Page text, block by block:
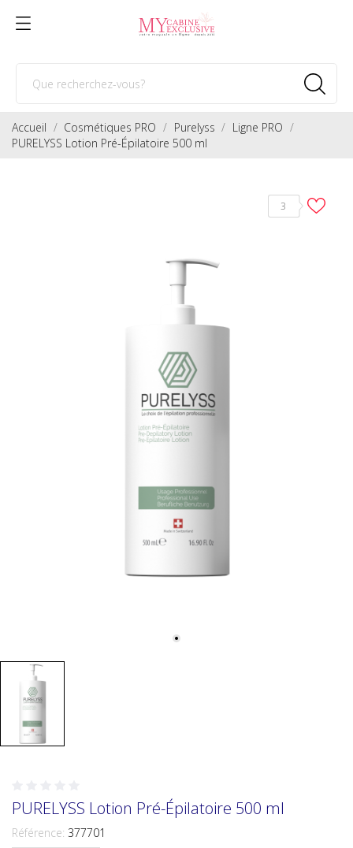
Accueil Cosmétiques PRO Purelyss
Ligne PRO
PURELYSS Lotion Pré-Épilatoire 500 ml
3
PURELYSS Lotion Pré-Épilatoire 500 ml
Référence: 377701